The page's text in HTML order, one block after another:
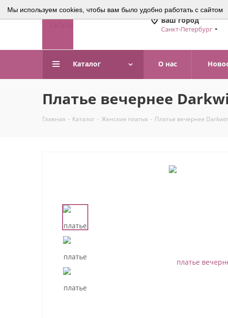
Мы используем cookies, чтобы вам было удобно работать с сайтом
Ваш город
Санкт-Петербург
Каталог О нас
Платье вечернее
Главная - Каталог - Женские платья - Платье вечернее